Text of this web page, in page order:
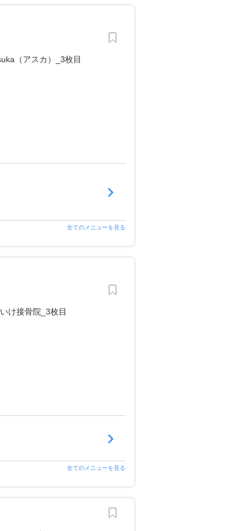
全てのメニューを見る
全てのメニューを見る